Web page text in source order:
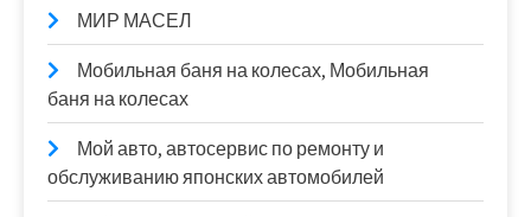
МИР МАСЕЛ
Мобильная баня на колесах, Мобильная
баня на колесах
Мой авто, автосервис по ремонту и
обслуживанию японских автомобилей